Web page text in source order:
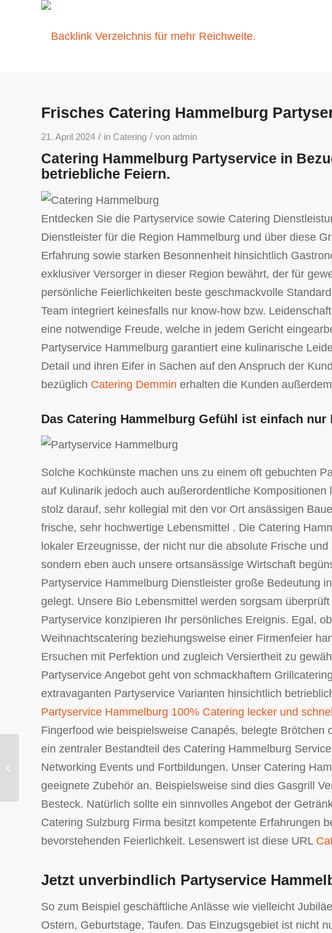
Frisches Catering Hammelburg
21. April 2024 / in Catering / von admin
Catering Hammelburg Partyservice in
betriebliche Feiern.
Entdecken Sie die Partyservice sowie Catering
Dienstleister für die Region Hammelburg und über diese
Erfahrung sowie starken Besonnenheit hinsichtlich
exklusiver Versorger in dieser Region bewährt, der für
persönliche Feierlichkeiten beste geschmackvolle
Team integriert keinesfalls nur know-how bzw.
eine notwendige Freude, welche in jedem Gericht
Partyservice Hammelburg garantiert eine kulinarische
Detail und ihren Eifer in Sachen auf den Anspruch der
bezüglich Catering Demmin erhalten die Kunden
Das Catering Hammelburg Gefühl ist einfach nur
Solche Kochkünste machen uns zu einem oft gebuchten
auf Kulinarik jedoch auch außerordentliche Kompositionen
stolz darauf, sehr kollegial mit den vor Ort ansässigen
frische, sehr hochwertige Lebensmittel . Die Catering
lokaler Erzeugnisse, der nicht nur die absolute Frische
sondern eben auch unsere ortsansässige Wirtschaft
Partyservice Hammelburg Dienstleister große Bedeutung
gelegt. Unsere Bio Lebensmittel werden sorgsam
Partyservice konzipieren Ihr persönliches Ereignis. Egal,
Weihnachtscatering beziehungsweise einer Firmenfeier
Ersuchen mit Perfektion und zugleich Versiertheit zu
Partyservice Angebot geht von schmackhaftem
extravaganten Partyservice Varianten hinsichtlich
Partyservice Hammelburg 100% Catering lecker und
Fingerfood wie beispielsweise Canapés, belegte Brötchen
ein zentraler Bestandteil des Catering Hammelburg
Networking Events und Fortbildungen. Unser Catering
geeignete Zubehör an. Beispielsweise sind dies Gasgrill
Besteck. Natürlich sollte ein sinnvolles Angebot der
Catering Sulzburg Firma besitzt kompetente Erfahrungen
bevorstehenden Feierlichkeit. Lesenswert ist diese URL
Jetzt unverbindlich Partyservice
So zum Beispiel geschäftliche Anlässe wie vielleicht
Ostern, Geburtstage, Taufen. Das Einzugsgebiet ist nicht
Gourmet Catering und Partyservice
Roding.